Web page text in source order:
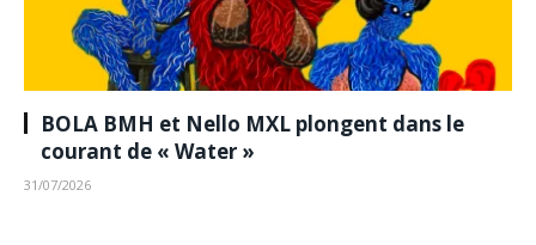
BOLA BMH et Nello MXL plongent dans le
courant de « Water »
31/07/2026